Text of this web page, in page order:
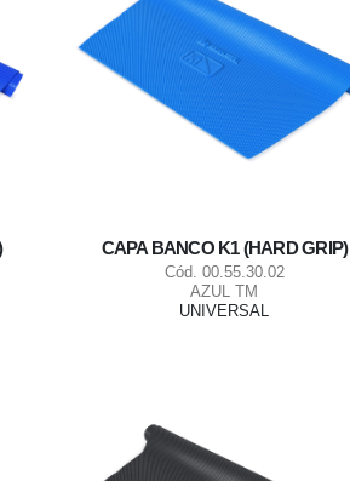
CAPA BANCO K1 (HARD GRIP)
Cód. 00.55.30.02
AZUL TM
UNIVERSAL